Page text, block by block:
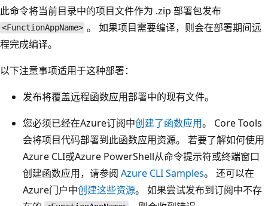
此命令将当前目录中的项目文件作为 .zip 部署包发布
<FunctionAppName> 。 如果项目需要编译，则会在部署期间远
程完成编译。
以下注意事项适用于这种部署：
发布将覆盖远程函数应用部署中的现有文件。
您必须已经在Azure订阅中创建了函数应用。 Core Tools
会将项目代码部署到此函数应用资源。 若要了解如何使用
Azure CLI或Azure PowerShell从命令提示符或终端窗口
创建函数应用，请参阅 Azure CLI Samples。 还可以在
Azure门户中创建这些资源。 如果尝试发布到订阅中不存